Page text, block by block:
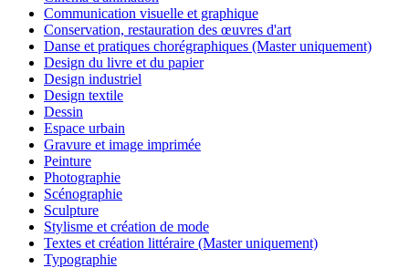
Communication visuelle et graphique
Conservation, restauration des œuvres d'art
Danse et pratiques chorégraphiques (Master uniquement)
Design du livre et du papier
Design industriel
Design textile
Dessin
Espace urbain
Gravure et image imprimée
Peinture
Photographie
Scénographie
Sculpture
Stylisme et création de mode
Textes et création littéraire (Master uniquement)
Typographie